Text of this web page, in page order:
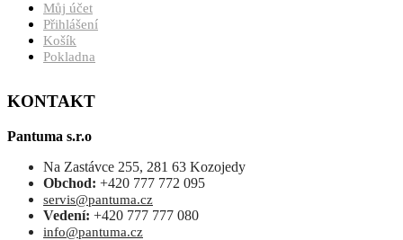
Můj účet
Přihlášení
Košík
Pokladna
KONTAKT
Pantuma s.r.o
Na Zastávce 255, 281 63 Kozojedy
Obchod: +420 777 772 095
servis@pantuma.cz
Vedení: +420 777 777 080
info@pantuma.cz